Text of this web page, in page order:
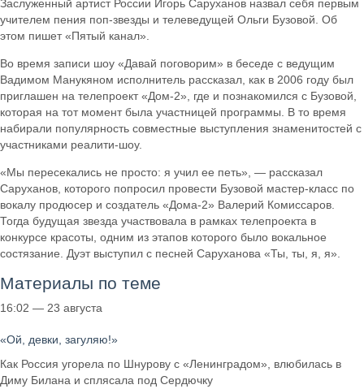
Заслуженный артист России Игорь Саруханов назвал себя первым
учителем пения поп-звезды и телеведущей Ольги Бузовой. Об
этом пишет «Пятый канал».
Во время записи шоу «Давай поговорим» в беседе с ведущим
Вадимом Манукяном исполнитель рассказал, как в 2006 году был
приглашен на телепроект «Дом-2», где и познакомился с Бузовой,
которая на тот момент была участницей программы. В то время
набирали популярность совместные выступления знаменитостей с
участниками реалити-шоу.
«Мы пересекались не просто: я учил ее петь», — рассказал
Саруханов, которого попросил провести Бузовой мастер-класс по
вокалу продюсер и создатель «Дома-2» Валерий Комиссаров.
Тогда будущая звезда участвовала в рамках телепроекта в
конкурсе красоты, одним из этапов которого было вокальное
состязание. Дуэт выступил с песней Саруханова «Ты, ты, я, я».
Материалы по теме
16:02 — 23 августа
«Ой, девки, загуляю!»
Как Россия угорела по Шнурову с «Ленинградом», влюбилась в
Диму Билана и сплясала под Сердючку